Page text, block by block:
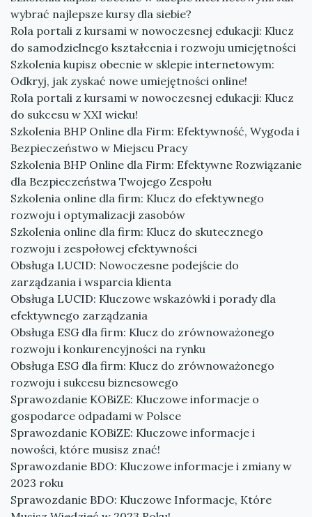
wybrać najlepsze kursy dla siebie?
Rola portali z kursami w nowoczesnej edukacji: Klucz
do samodzielnego kształcenia i rozwoju umiejętności
Szkolenia kupisz obecnie w sklepie internetowym:
Odkryj, jak zyskać nowe umiejętności online!
Rola portali z kursami w nowoczesnej edukacji: Klucz
do sukcesu w XXI wieku!
Szkolenia BHP Online dla Firm: Efektywność, Wygoda i
Bezpieczeństwo w Miejscu Pracy
Szkolenia BHP Online dla Firm: Efektywne Rozwiązanie
dla Bezpieczeństwa Twojego Zespołu
Szkolenia online dla firm: Klucz do efektywnego
rozwoju i optymalizacji zasobów
Szkolenia online dla firm: Klucz do skutecznego
rozwoju i zespołowej efektywności
Obsługa LUCID: Nowoczesne podejście do
zarządzania i wsparcia klienta
Obsługa LUCID: Kluczowe wskazówki i porady dla
efektywnego zarządzania
Obsługa ESG dla firm: Klucz do zrównoważonego
rozwoju i konkurencyjności na rynku
Obsługa ESG dla firm: Klucz do zrównoważonego
rozwoju i sukcesu biznesowego
Sprawozdanie KOBiZE: Kluczowe informacje o
gospodarce odpadami w Polsce
Sprawozdanie KOBiZE: Kluczowe informacje i
nowości, które musisz znać!
Sprawozdanie BDO: Kluczowe informacje i zmiany w
2023 roku
Sprawozdanie BDO: Kluczowe Informacje, Które